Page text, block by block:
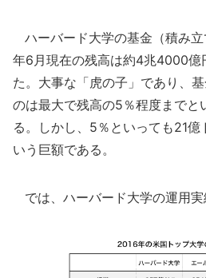
ハーバード大学の基金（積み
年6月現在の残高は約4兆4000億
た。大事な「虎の子」であり、
のは最大で残高の5％程度までと
る。しかし、5％といっても21
いう巨額である。
では、ハーバード大学の運用実